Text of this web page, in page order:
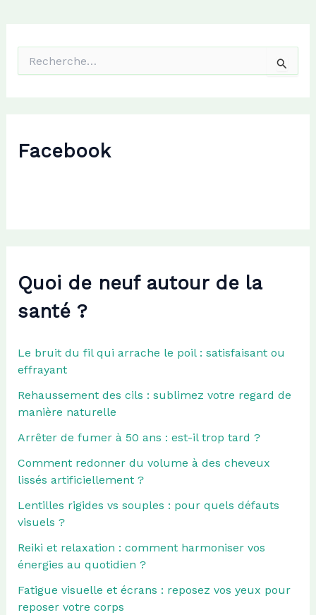
h
Facebook
Quoi de neuf autour de la
santé ?
Le bruit du fil qui arrache le poil : satisfaisant ou
effrayant
Rehaussement des cils : sublimez votre regard de
manière naturelle
Arrêter de fumer à 50 ans : est-il trop tard ?
Comment redonner du volume à des cheveux
lissés artificiellement ?
Lentilles rigides vs souples : pour quels défauts
visuels ?
Reiki et relaxation : comment harmoniser vos
énergies au quotidien ?
Fatigue visuelle et écrans : reposez vos yeux pour
reposer votre corps